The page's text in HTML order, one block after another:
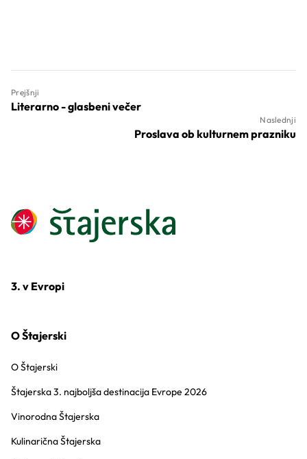
Prejšnji
Literarno - glasbeni večer
Naslednji
Proslava ob kulturnem prazniku
3. v Evropi
O Štajerski
O Štajerski
Štajerska 3. najboljša destinacija Evrope 2026
Vinorodna Štajerska
Kulinarična Štajerska